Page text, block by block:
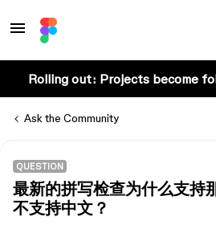
Rolling out: Projects become
Ask the Community
QUESTION
最新的拼写检查为什么支持
不支持中文？